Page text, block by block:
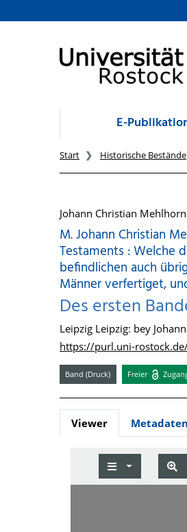
zum Inhalt
E-
Start Historische Bestände
Johann Christian Mehlhorn
M. Johann Christian
Testaments : Welche
befindlichen auch
Männer verfertiget,
Des ersten
Leipzig Leipzig: bey
https://purl.uni-
Band (Druck) Freier
Viewer Metadaten